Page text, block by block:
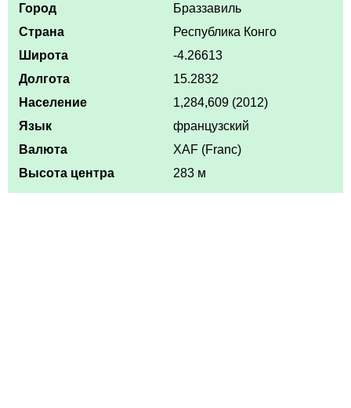
Город
Браззавиль
Страна
Республика Конго
Широта
-4.26613
Долгота
15.2832
Население
1,284,609 (2012)
Язык
французский
Валюта
XAF (Franc)
Высота центра
283 м